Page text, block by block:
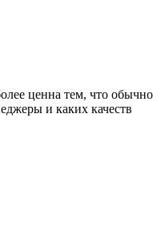
ценна тем, что обычно
и каких качеств